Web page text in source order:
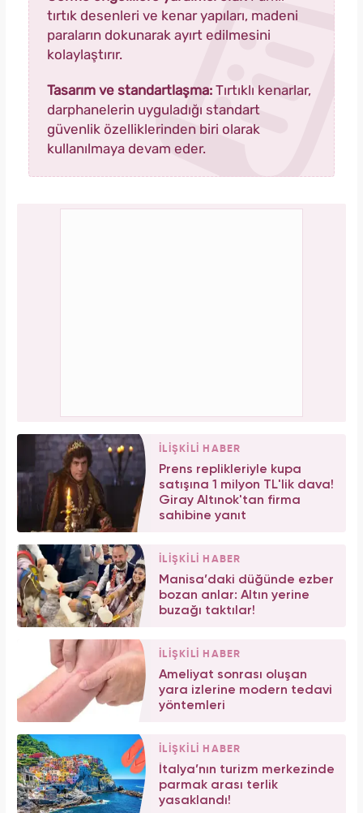
tırtık desenleri ve kenar yapıları, madeni
paraların dokunarak ayırt edilmesini
kolaylaştırır.
Tasarım ve standartlaşma: Tırtıklı kenarlar,
darphanelerin uyguladığı standart
güvenlik özelliklerinden biri olarak
kullanılmaya devam eder.
İLİŞKİLİ HABER
Prens replikleriyle kupa
satışına 1 milyon TL'lik dava!
Giray Altınok'tan firma
sahibine yanıt
İLİŞKİLİ HABER
Manisa’daki düğünde ezber
bozan anlar: Altın yerine
buzağı taktılar!
İLİŞKİLİ HABER
Ameliyat sonrası oluşan
yara izlerine modern tedavi
yöntemleri
İLİŞKİLİ HABER
İtalya’nın turizm merkezinde
parmak arası terlik
yasaklandı!